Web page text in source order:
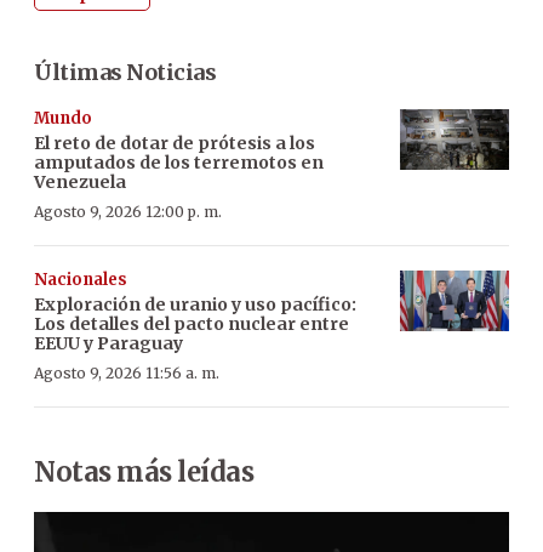
Últimas Noticias
Mundo
El reto de dotar de prótesis a los
amputados de los terremotos en
Venezuela
Agosto 9, 2026 12:00 p. m.
Nacionales
Exploración de uranio y uso pacífico:
Los detalles del pacto nuclear entre
EEUU y Paraguay
Agosto 9, 2026 11:56 a. m.
Notas más leídas